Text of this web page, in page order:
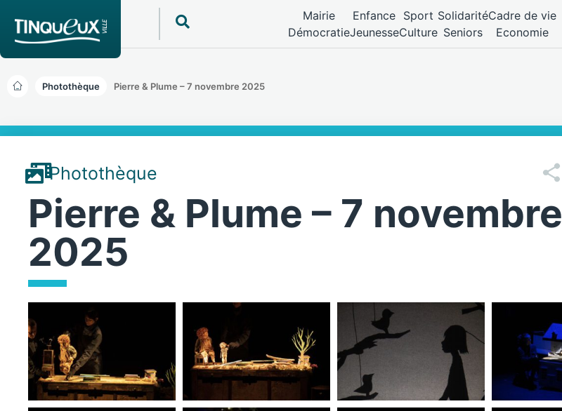
Mairie
Démocratie
Enfance
Jeunesse
Sport
Culture
Solidarité
Seniors
Cadre de vie
Economie
Photothèque Pierre & Plume – 7 novembre 2025
Photothèque
Pierre & Plume – 7 novembre
2025